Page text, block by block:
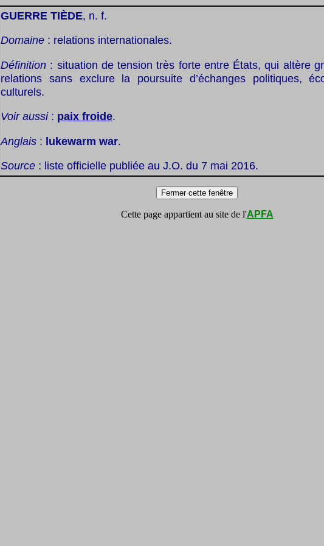
GUERRE TIÈDE, n. f.
Domaine : relations internationales.
Définition : situation de tension très forte entre États, qui altère
relations sans exclure la poursuite d’échanges politiques,
culturels.
Voir aussi: paix froide.
Anglais : lukewarm war.
Source : liste officielle publiée au J.O. du 7 mai 2016.
Cette page appartient au site de l'APFA